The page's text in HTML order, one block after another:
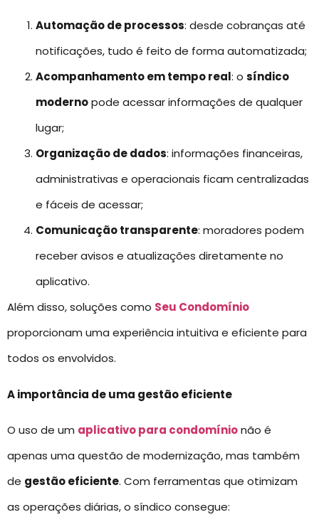
Automação de processos: desde cobranças até
notificações, tudo é feito de forma automatizada;
Acompanhamento em tempo real: o síndico
modernopode acessar informações de qualquer
lugar;
Organização de dados: informações financeiras,
administrativas e operacionais ficam centralizadas
e fáceis de acessar;
Comunicação transparente: moradores podem
receber avisos e atualizações diretamente no
aplicativo.
Além disso, soluções como Seu Condomínio
proporcionam uma experiência intuitiva e eficiente para
todos os envolvidos.
A importância de uma gestão eficiente
O uso de um aplicativo para condomínionão é
apenas uma questão de modernização, mas também
de gestão eficiente. Com ferramentas que otimizam
as operações diárias, o síndico consegue: